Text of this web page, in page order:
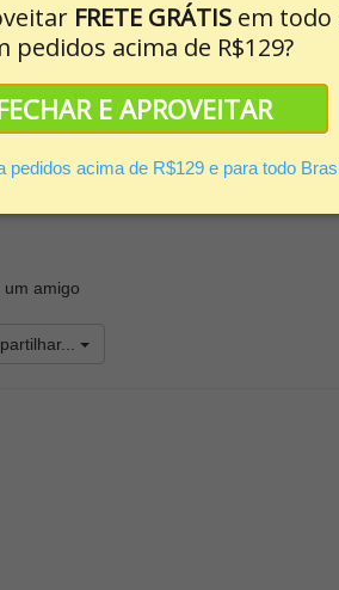
FRETE GRÁTISem todo
pedidos acima de R$129?
E APROVEITAR
pedidos acima de R$129 e para todo
PHYTOERVAS sobre Creme Corporal
para massagem corporal,
e mantém o brilho. Sua textura
amigo